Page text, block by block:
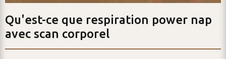
Qu'est-ce que respiration power nap
avec scan corporel